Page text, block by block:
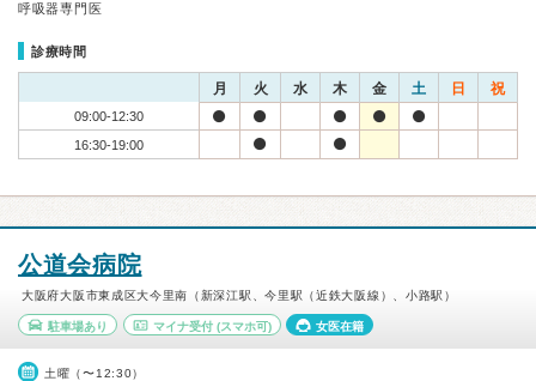
呼吸器専門医
診療時間
月 火 水 木 金 土 日 祝
09:00-12:30
16:30-19:00
公道会病院
大阪府大阪市東成区大今里南（新深江駅、今里駅（近鉄大阪線）、小路駅）
駐車場あり マイナ受付(スマホ可) 女医在籍
土曜（〜12:30）